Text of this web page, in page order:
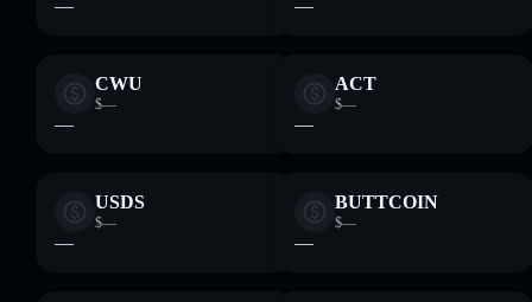
— —
CWU
$—
—
ACT
$—
—
USDS
$—
—
BUTTCOIN
$—
—